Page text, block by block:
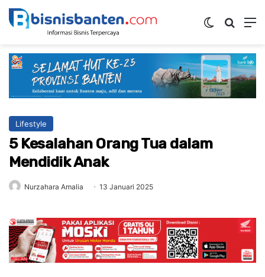
Switch skin
Lifestyle
5 Kesalahan Orang Tua dalam
Mendidik Anak
Nurzahara Amalia 13 Januari 2025